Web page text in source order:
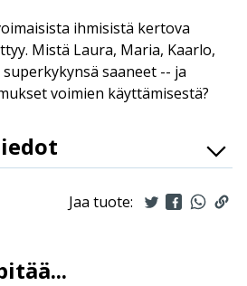
ihmisistä kertova
Mistä Laura, Maria, Kaarlo,
saaneet -- ja
voimien käyttämisestä?
9789523348417
Jouko Ruokosenmäki
13.5 %
Jaa tuote: